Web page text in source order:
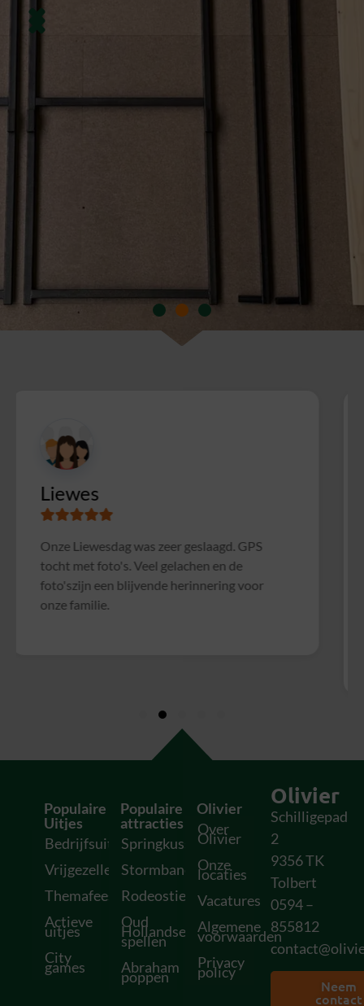
Susanne
Samen met collega's Sterrenslag gedaan.
Alles was goed geregeld, soms wat te druk op
het veld door andere groepen, waardoor het
soms wat rommelig verliep. Maar verder zeer
Populaire
Uitjes
Bedrijfsuitjes
Vrijgezellenfeesten
Themafeesten
Actieve
uitjes
City
games
Populaire
attracties
Springkussens
Stormbanen
Rodeostieren
Oud
Hollandse
spellen
Abraham
poppen
Olivier
Over
Olivier
Onze
locaties
Vacatures
Algemene
voorwaarden
Privacy
policy
Olivier
Schilligepad
2
9356 TK
Tolbert
0594 –
855812
Neem
contact